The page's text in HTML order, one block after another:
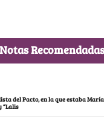
Notas Recomendadas
del Pacto, en la que estaba
“Lalis